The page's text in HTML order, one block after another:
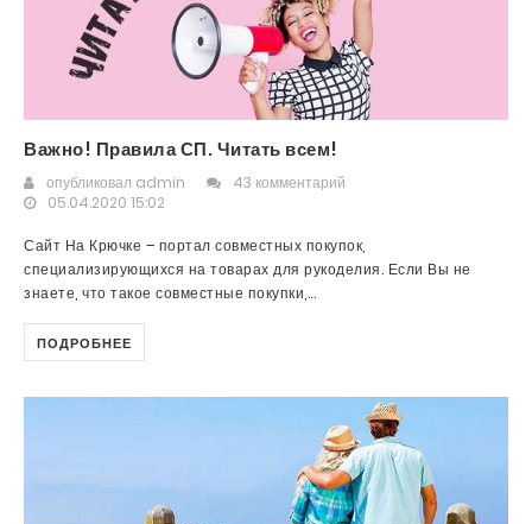
Важно! Правила СП. Читать всем!
опубликовал admin
43 комментарий
05.04.2020 15:02
Сайт На Крючке – портал совместных покупок,
специализирующихся на товарах для рукоделия. Если Вы не
знаете, что такое совместные покупки,...
ПОДРОБНЕЕ